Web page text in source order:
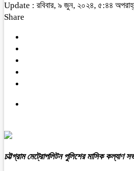
Update : রবিবার, ৯ জুন, ২০২৪, ৫:৪৪
Share
চট্টগ্রাম মেট্রোপলিটন পুলিশের মাসিক কল্যাণ